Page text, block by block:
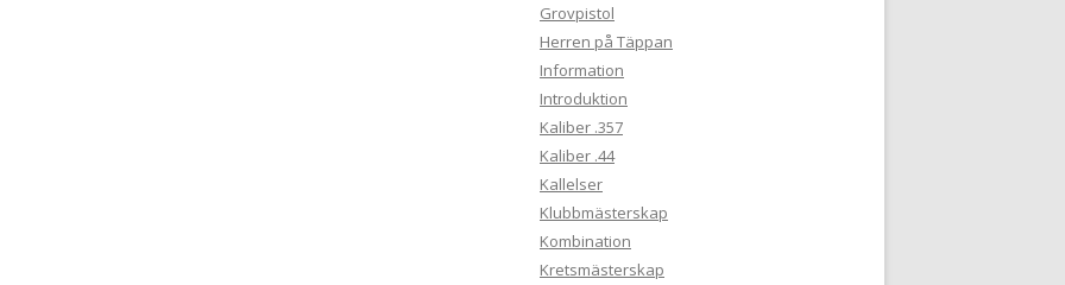
Grovpistol
Herren på Täppan
Information
Introduktion
Kaliber .357
Kaliber .44
Kallelser
Klubbmästerskap
Kombination
Kretsmästerskap